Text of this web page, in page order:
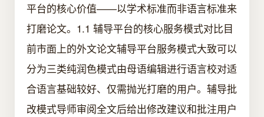
平台的核心价值——以学术标准而非语言标准来
打磨论文。1.1 辅导平台的核心服务模式对比目
前市面上的外文论文辅导平台服务模式大致可以
分为三类纯润色模式由母语编辑进行语言校对适
合语言基础较好、仅需抛光打磨的用户。辅导批
改模式导师审阅全文后给出修改建议和批注用户